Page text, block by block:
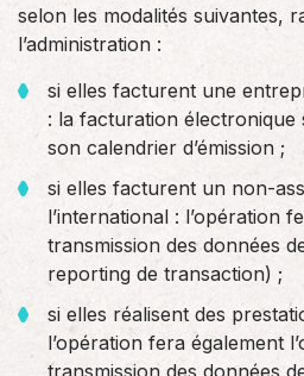
selon les modalités suivantes,
l’administration :
si elles facturent une
: la facturation électronique
son calendrier d’émission ;
si elles facturent un non-
l’international : l’opération
transmission des données
reporting de transaction) ;
si elles réalisent des
l’opération fera également
transmission des données